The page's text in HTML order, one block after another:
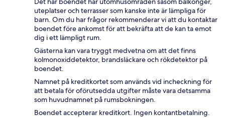
uteplatser och terrasser som kanske inte är lämpliga för
barn. Om du har frågor rekommenderar vi att du kontaktar
boendet före ankomst för att bekräfta att de kan ta emot
dig i ett lämpligt rum.
Gästerna kan vara tryggt medvetna om att det finns
kolmonoxiddetektor, brandsläckare och rökdetektor på
boendet.
Namnet på kreditkortet som används vid incheckning för
att betala för oförutsedda utgifter måste vara detsamma
som huvudnamnet på rumsbokningen.
Boendet accepterar kreditkort. Ingen kontantbetalning.